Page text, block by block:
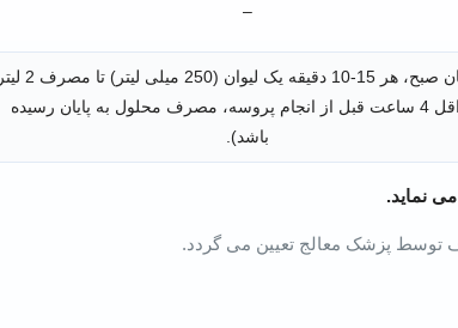
–
در زمان صبح، هر 15-10 دقیقه یک لیوان (250 میلی لیتر) تا مصرف 2 لیتر
(حداقل 4 ساعت قبل از انجام پروسه، مصرف محلول به پایان رسیده
باشد).
نماید.
توسط پزشک معالج تعیین می گردد.